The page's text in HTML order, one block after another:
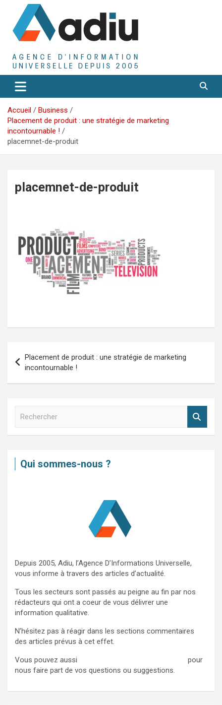
contenu
Adiu
Agence D'Informations Universelle
Accueil
Business
Placement de produit : une stratégie de marketing
incontournable !
placemnet-de-produit
placemnet-de-produit
de
l’article
Placement de produit : une stratégie de marketing
incontournable !
c
Qui sommes-nous ?
Depuis 2005, Adiu, l’Agence D’Informations Universelle,
vous informe à travers des articles d’actualité.
Tous les secteurs sont passés au peigne au fin par nos
rédacteurs qui ont a coeur de vous délivrer une
information qualitative.
N’hésitez pas à réagir dans les sections commentaires
des articles prévus à cet effet.
Vous pouvez aussi
pour
nous faire part de vos questions ou suggestions.